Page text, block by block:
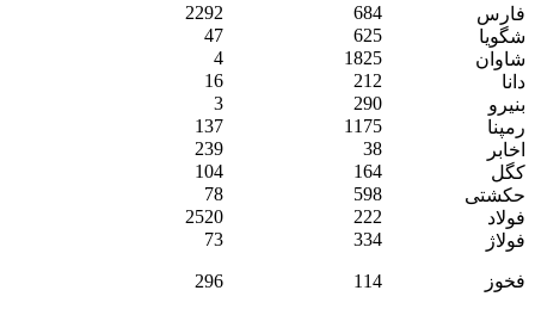
فارس 684
2292
شگویا
625
47
شاوان
1825
4
دانا
212
16
بنیرو
290
3
رمپنا
1175
137
اخابر
38
239
کگل
164
104
حکشتی‌
598
78
فولاد
222
2520
فولاژ
334
73
فخوز 114
296